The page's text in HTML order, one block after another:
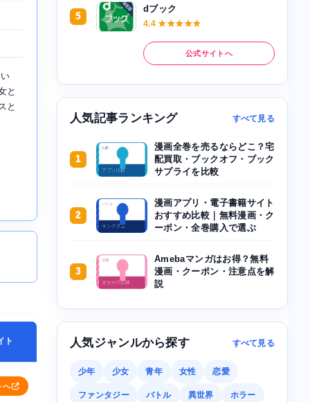
と
と
ト
へ
5
dブック
4.4 ★★★★★
公式サイトへ
人気記事ランキング すべて見る
1
漫画全巻を売るならどこ？宅
配買取・ブックオフ・ブック
サプライを比較
2
漫画アプリ・電子書籍サイト
おすすめ比較｜無料漫画・ク
ーポン・全巻購入で選ぶ
3
Amebaマンガはお得？無料
漫画・クーポン・注意点を解
説
人気ジャンルから探す すべて見る
少年 少女 青年 女性 恋愛
ファンタジー バトル 異世界 ホラー